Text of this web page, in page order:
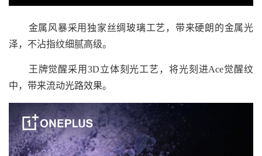
金属风暴采用独家丝绸玻璃工艺，带来硬朗的金属光
泽，不沾指纹细腻高级。
王牌觉醒采用3D立体刻光工艺，将光刻进Ace觉醒纹
中，带来流动光路效果。